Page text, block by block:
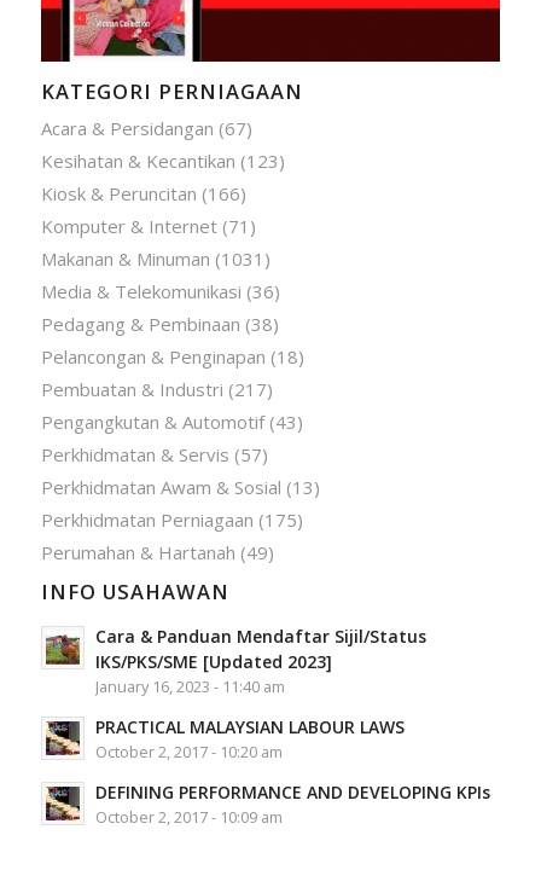
KATEGORI PERNIAGAAN
Acara & Persidangan (67)
Kesihatan & Kecantikan (123)
Kiosk & Peruncitan (166)
Komputer & Internet(71)
Makanan & Minuman (1031)
Media & Telekomunikasi (36)
Pedagang & Pembinaan (38)
Pelancongan & Penginapan (18)
Pembuatan & Industri (217)
Pengangkutan & Automotif(43)
Perkhidmatan & Servis (57)
Perkhidmatan Awam & Sosial (13)
Perkhidmatan Perniagaan (175)
Perumahan & Hartanah (49)
INFO USAHAWAN
Cara & Panduan Mendaftar Sijil/Status
IKS/PKS/SME [Updated 2023]
January 16, 2023 - 11:40 am
PRACTICAL MALAYSIAN LABOUR LAWS
October 2, 2017 - 10:20 am
DEFINING PERFORMANCE AND DEVELOPING KPIs
October 2, 2017 - 10:09 am